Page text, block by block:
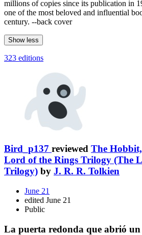
millions of copies since its publication in
one of the most beloved and influential
century. --back cover
Show less
323 editions
Bird_p137 reviewed The
Lord of the Rings Trilogy (The
Trilogy) by J. R. R. Tolkien
June 21
edited June 21
Public
La puerta redonda que abrió un